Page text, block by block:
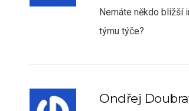
Nemáte někdo bližší
týmu týče?
Ondřej